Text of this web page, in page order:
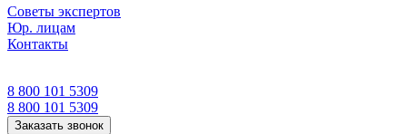
Советы экспертов
Юр. лицам
Контакты
8 800 101 5309
8 800 101 5309
Заказать звонок